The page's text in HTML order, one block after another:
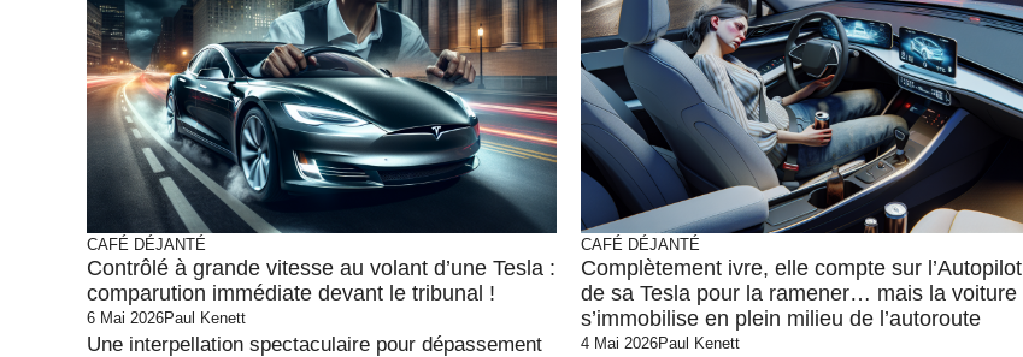
CAFÉ DÉJANTÉ
Contrôlé à grande vitesse au volant d’une Tesla :
comparution immédiate devant le tribunal !
6 Mai 2026Paul Kenett
Une interpellation spectaculaire pour dépassement
CAFÉ DÉJANTÉ
Complètement ivre, elle compte sur l’Autopilot
de sa Tesla pour la ramener… mais la voiture
s’immobilise en plein milieu de l’autoroute
4 Mai 2026Paul Kenett